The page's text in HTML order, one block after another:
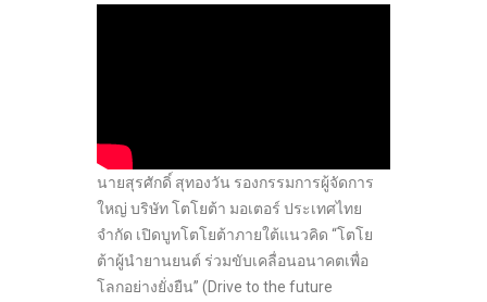
นายสุรศักดิ์ สุทองวัน รองกรรมการผู้จัดการ
ใหญ่ บริษัท โตโยต้า มอเตอร์ ประเทศไทย
จำกัด เปิดบูทโตโยต้าภายใต้แนวคิด “โตโย
ต้าผู้นำยานยนต์ ร่วมขับเคลื่อนอนาคตเพื่อ
โลกอย่างยั่งยืน” (Drive to the future